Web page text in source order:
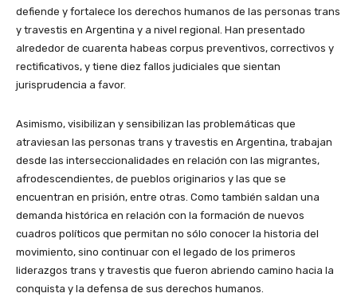
defiende y fortalece los derechos humanos de las personas trans
y travestis en Argentina y a nivel regional. Han presentado
alrededor de cuarenta habeas corpus preventivos, correctivos y
rectificativos, y tiene diez fallos judiciales que sientan
jurisprudencia a favor.
Asimismo, visibilizan y sensibilizan las problemáticas que
atraviesan las personas trans y travestis en Argentina, trabajan
desde las interseccionalidades en relación con las migrantes,
afrodescendientes, de pueblos originarios y las que se
encuentran en prisión, entre otras. Como también saldan una
demanda histórica en relación con la formación de nuevos
cuadros políticos que permitan no sólo conocer la historia del
movimiento, sino continuar con el legado de los primeros
liderazgos trans y travestis que fueron abriendo camino hacia la
conquista y la defensa de sus derechos humanos.